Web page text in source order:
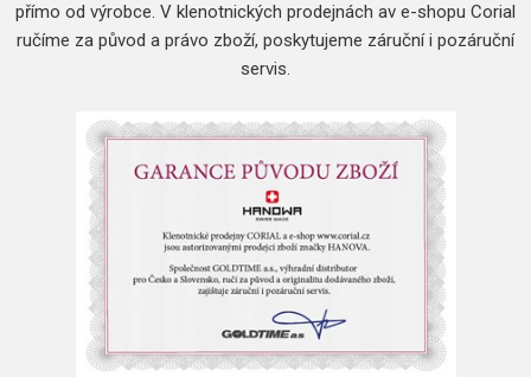
přímo od výrobce. V klenotnických prodejnách av e-shopu Corial
ručíme za původ a právo zboží, poskytujeme záruční i pozáruční
servis.